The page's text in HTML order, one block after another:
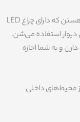
در واقع، آینه‌ آرایشی چراغ‌دار متحرک نوعی آینه هستن که دارای چراغ LED
دیوار استفاده می‌شن.
و به شما اجازه
محیط‌های داخلی